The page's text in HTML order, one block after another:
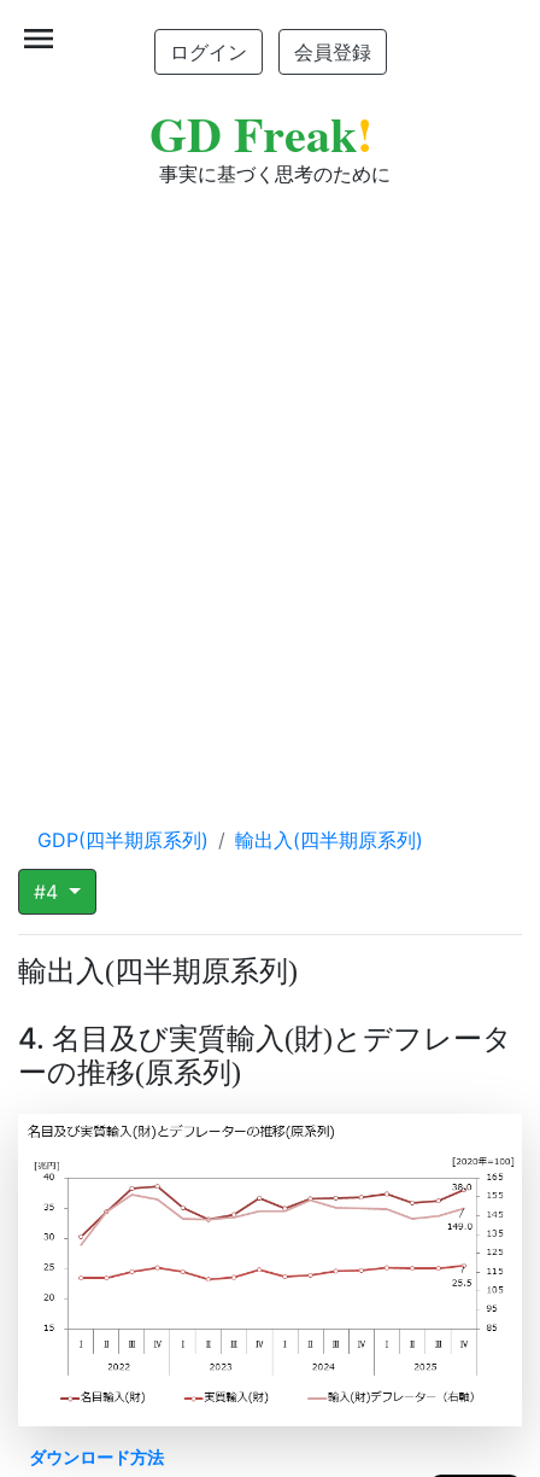
ログイン 会員登録
GD Freak!
事実に基づく思考のために
menu
GDP(四半期原系列) 輸出入(四半期原系列)
#4
輸出入(四半期原系列 )
4. 名目及び実質輸入(財)とデフレータ
ーの推移(原系列 )
ダウンロード方法